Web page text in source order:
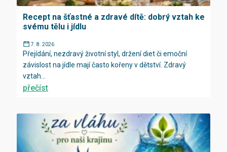
Recept na šťastné a zdravé dítě: dobrý vztah ke
svému tělu i jídlu
7. 8. 2026
Přejídání, nezdravý životní styl, držení diet či emoční
závislost na jídle mají často kořeny v dětství. Zdravý
vztah...
přečíst